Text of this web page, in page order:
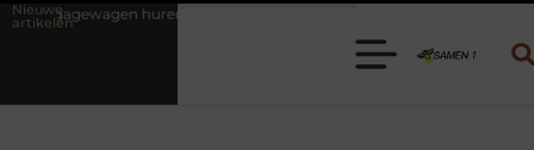
Nieuwe
artikelen
Kies de juiste aanhanger voor jouw klus